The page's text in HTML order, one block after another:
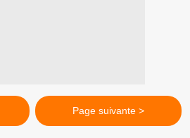
Page suivante >